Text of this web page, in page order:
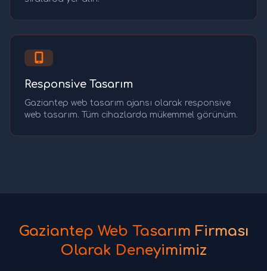
Responsive Tasarım
Gaziantep web tasarım ajansı olarak responsive
web tasarım. Tüm cihazlarda mükemmel görünüm.
Gaziantep Web Tasarım Firması
Olarak Deneyimimiz